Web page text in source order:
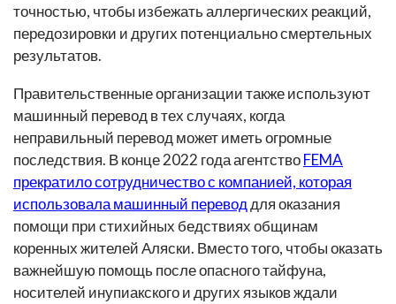
точностью, чтобы избежать аллергических реакций,
передозировки и других потенциально смертельных
результатов.
Правительственные организации также используют
машинный перевод в тех случаях, когда
неправильный перевод может иметь огромные
последствия. В конце 2022 года агентствоFEMA
прекратило сотрудничество с компанией, которая
использовала машинный переводдля оказания
помощи при стихийных бедствиях общинам
коренных жителей Аляски. Вместо того, чтобы оказать
важнейшую помощь после опасного тайфуна,
носителей инупиакского и других языков ждали